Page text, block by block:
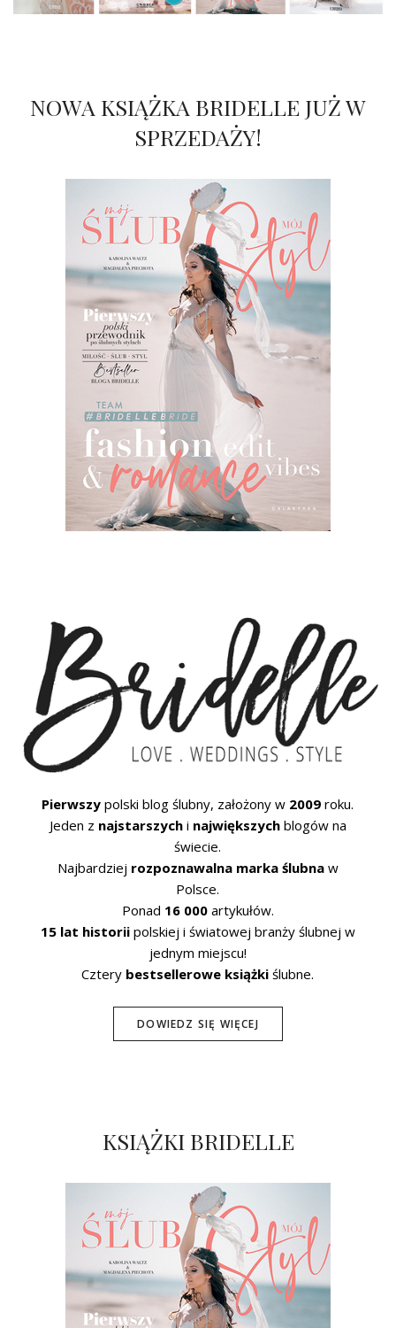
NOWA KSIĄŻKA BRIDELLE JUŻ W
SPRZEDAŻY!
Pierwszy polski blog ślubny, założony w 2009 roku.
Jeden z najstarszychi największychblogów na
świecie.
Najbardziej rozpoznawalna marka ślubnaw
Polsce.
Ponad 16 000artykułów.
15 lat historiipolskiej i światowej branży ślubnej w
jednym miejscu!
Cztery bestsellerowe książki ślubne.
DOWIEDZ SIĘ WIĘCEJ
KSIĄŻKI BRIDELLE